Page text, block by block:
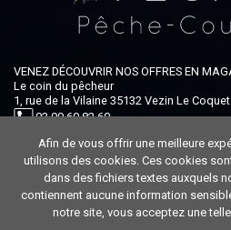
VENEZ DÉCOUVRIR NOS OFFRES EN
Le coin du pêcheur
1, rue de la Vilaine 35132 Vezin Le Coquet
02 99 60 82 60
Ouvert du lundi au samedi : 9h-12h30 /
Afin de vous offrir une meilleure
utilisons des cookies. Ces cookies
dans des fichiers textes auxquels
contiennent aucune information
notre site, vous acceptez une